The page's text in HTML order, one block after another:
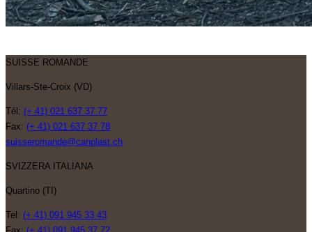
SUISSE ROMANDE
Villars-Ste-Croix (VD)
Tél: (+ 41) 021 637 37 77
Fax: (+ 41) 021 637 37 78
suisseromande@canplast.ch
SVIZZERA ITALIANA
Quartino (TI)
Tel: (+ 41) 091 945 33 43